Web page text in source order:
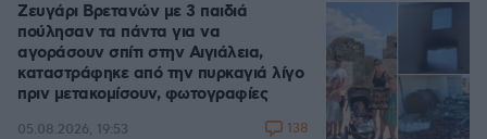
Ζευγάρι Βρετανών με 3 παιδιά
πούλησαν τα πάντα για να
αγοράσουν σπίτι στην Αιγιάλεια,
καταστράφηκε από την πυρκαγιά λίγο
πριν μετακομίσουν, φωτογραφίες
05.08.2026, 19:53 138